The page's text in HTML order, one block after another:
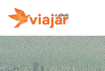
Saltar
al
contenido